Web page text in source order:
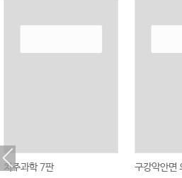
치주과학 7판 구강악안면